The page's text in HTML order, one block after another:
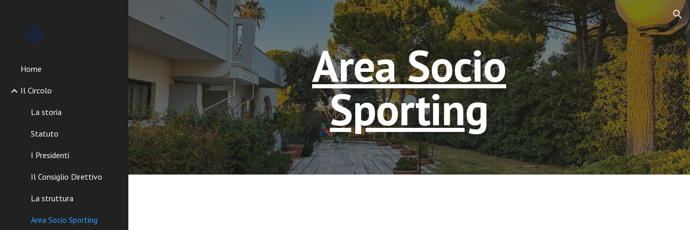
Skip to main content Skip to navigation
Home
Il Circolo
La storia
Statuto
I Presidenti
Il Consiglio Direttivo
La struttura
Area Socio Sporting
Area Socio
Sporting